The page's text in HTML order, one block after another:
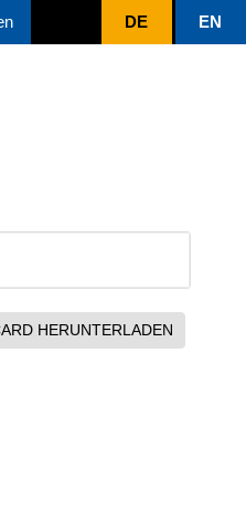
DE EN
HERUNTERLADEN